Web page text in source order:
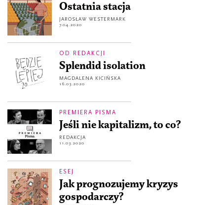
Ostatnia stacja
JAROSŁAW WESTERMARK
7.04.2020
OD REDAKCJI
Splendid isolation
MAGDALENA KICIŃSKA
16.03.2020
PREMIERA PISMA
Jeśli nie kapitalizm, to co?
REDAKCJA
11.03.2020
ESEJ
Jak prognozujemy kryzys
gospodarczy?